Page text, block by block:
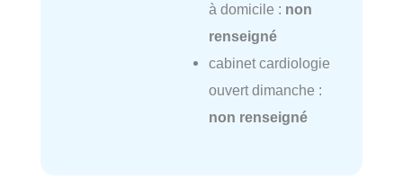
à domicile : non
renseigné
cabinet cardiologie
ouvert dimanche :
non renseigné